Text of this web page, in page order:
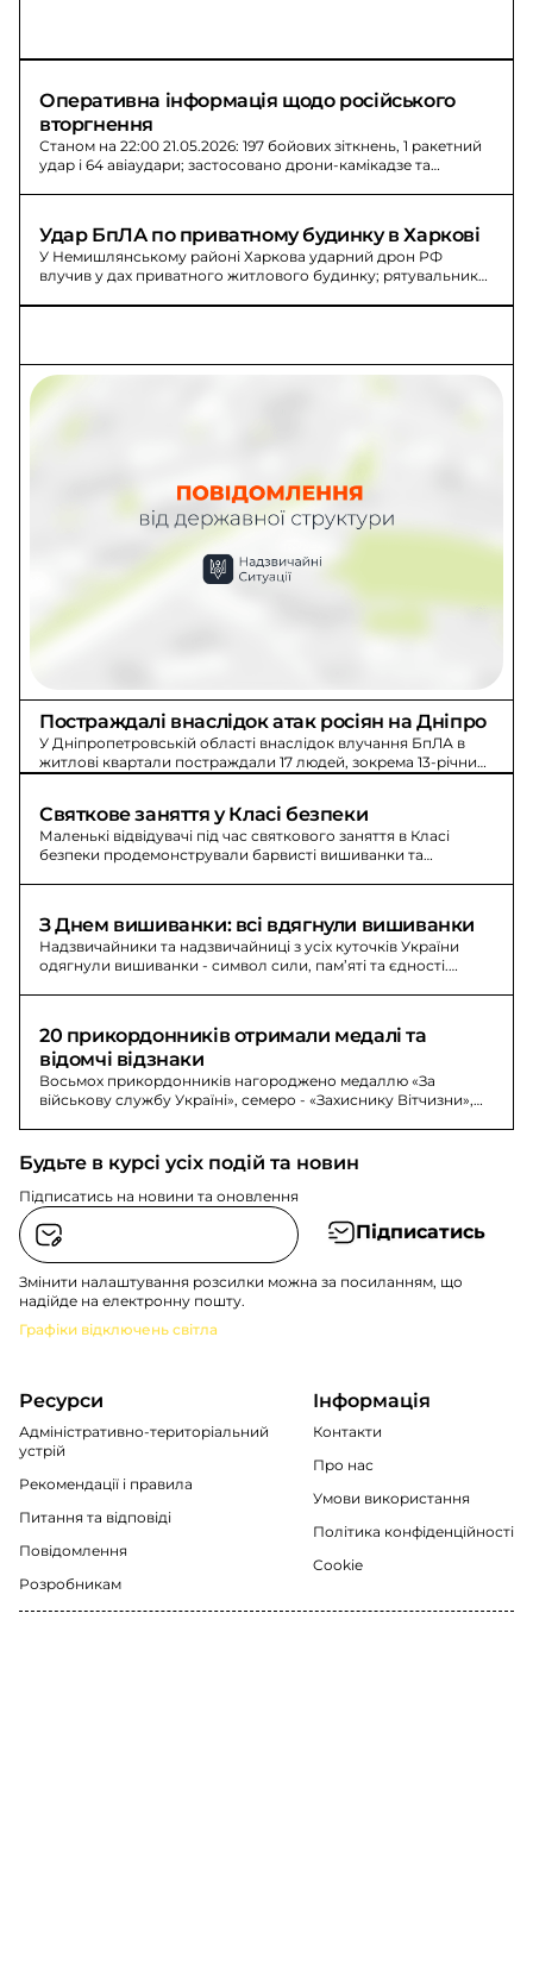
Оперативна інформація щодо російського
вторгнення
Станом на 22:00 21.05.2026: 197 бойових зіткнень, 1 ракетний
удар і 64 авіаудари; застосовано дрони-камікадзе та
Удар БпЛА по приватному будинку в Харкові
У Немишлянському районі Харкова ударний дрон РФ
влучив у дах приватного житлового будинку; рятувальники
Постраждалі внаслідок атак росіян на Дніпро
У Дніпропетровській області внаслідок влучання БпЛА в
житлові квартали постраждали 17 людей, зокрема 13-річний
Святкове заняття у Класі безпеки
Маленькі відвідувачі під час святкового заняття в Класі
безпеки продемонстрували барвисті вишиванки та
З Днем вишиванки: всі вдягнули вишиванки
Надзвичайники та надзвичайниці з усіх куточків України
одягнули вишиванки - символ сили, пам’яті та єдності.
20 прикордонників отримали медалі та
відомчі відзнаки
Восьмох прикордонників нагороджено медаллю «За
військову службу Україні», семеро - «Захиснику Вітчизни»,
Будьте в курсі усіх подій та новин
Підписатись на новини та оновлення
Підписатись
Змінити налаштування розсилки можна за посиланням, що
надійде на електронну пошту.
Графіки відключень світла
Ресурси
Адміністративно-територіальний
устрій
Рекомендації i правила
Питання та відповіді
Повідомлення
Розробникам
Інформація
Контакти
Про нас
Умови використання
Політика конфіденційності
Cookie